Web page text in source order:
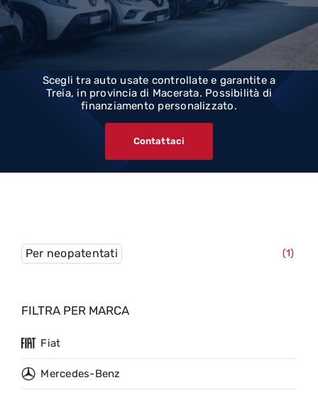
Vendita
Chi siamo
Scegli tra auto usate controllate e garantite a
Treia, in provincia di Macerata. Possibilità di
finanziamento personalizzato.
Contattaci
Per neopatentati (1)
FILTRA PER MARCA
Fiat
Mercedes-Benz